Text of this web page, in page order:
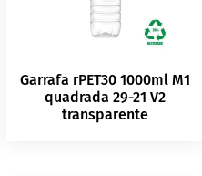
Garrafa rPET30 1000ml M1
quadrada 29-21 V2
transparente